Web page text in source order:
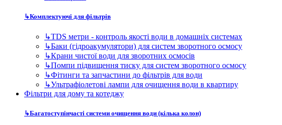
↳Очищення води від сірководню із клапанами Clack
↳Очищення води від сірководню з клапанами Runxin
Фільтри механічні
↳Механічні фільтри колонного типу з автоматичним промиванням